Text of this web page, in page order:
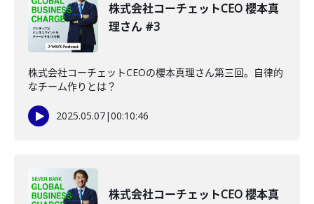
株式会社コーチェットCEO 櫻本真
理さん #3
株式会社コーチェットCEOの櫻本真理さん第三回。自律的
なチーム作りとは？
2025.05.07|00:10:46
株式会社コーチェットCEO 櫻本真